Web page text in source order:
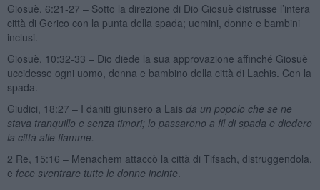
Giosuè, 6:21-27 – Sotto la direzione di Dio Giosuè distrusse l’intera
città di Gerico con la punta della spada; uomini, donne e bambini
inclusi.
Giosuè, 10:32-33 – Dio diede la sua approvazione affinché Giosuè
uccidesse ogni uomo, donna e bambino della città di Lachis. Con la
spada.
Giudici, 18:27 – I daniti giunsero a Lais da un popolo che se ne
stava tranquillo e senza timori; lo passarono a fil di spada e diedero
la città alle fiamme.
2 Re, 15:16 – Menachem attaccò la città di Tifsach, distruggendola,
e fece sventrare tutte le donne incinte